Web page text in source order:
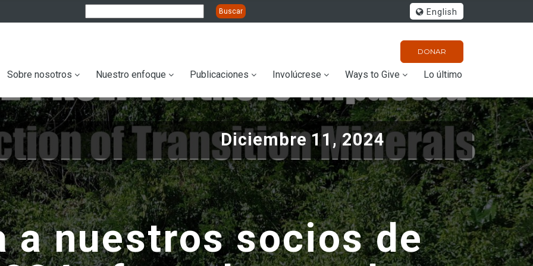
English
DONAR
Sobre nosotros Nuestro enfoque Publicaciones Involúcrese Ways to Give Lo último
Diciembre 11, 2024
a nuestros socios de